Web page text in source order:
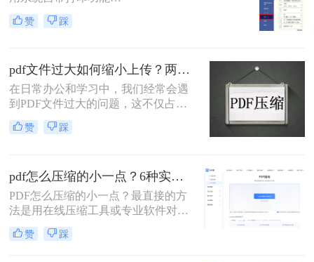
（Windows/macOS均支持）或在线免
费工具（如PDFmao、转转大师）直
业软件「转转大师PDF转换器」——
它支持自定义压缩等级、图片重采
样，且完全本地处理，安全无广告。
的需求，然后逐一详解每种方法的具
赞 踩
pdf文件过大如何缩小上传？两种缩小并上传的有效方法!
在日常办公和学习中，我们经常会遇
到PDF文件过大的问题，这不仅占用
了大量的存储空间，还影响了文件的
上传速度和分享效率。那么pdf文件过
松解决PDF文件过大的问题。
赞 踩
pdf怎么压缩的小一点？6种实用方法详解（2026最新）
PDF怎么压缩的小一点？最直接的方
法是用在线压缩工具或专业软件对
PDF文件进行重新编码和优化，通过
降低图片分辨率、压缩内嵌字体、去
赞 踩